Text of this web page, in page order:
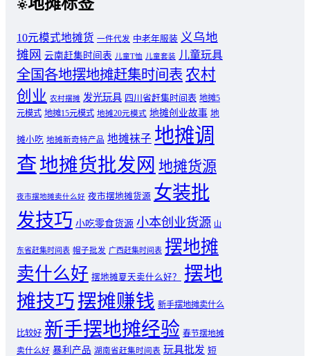
10元模式地摊货 一件代发 中老年服装 义乌地
摊网 云南赶集时间表 儿童T恤 儿童套装 儿童玩具
全国各地摆地摊赶集时间表 农村
创业 农村摆摊 发光玩具 四川省赶集时间表 地摊5
元模式 地摊15元模式 地摊20元模式 地摊创业故事 地
摊小吃 地摊新奇特产品 地摊袜子 地摊调
查地摊货批发网 地摊货源
夜市摆地摊卖什么好 夜市摆地摊货源 女装批
发技巧 小吃零食货源 小本创业货源 山
东省赶集时间表 帽子批发 广西赶集时间表 摆地摊
卖什么好 摆地摊夏天卖什么好？
摆地
摊技巧摆摊赚钱 新手摆地摊卖什么
比较好 新手摆地摊经验 春节摆地摊
卖什么好 暴利产品 湖南省赶集时间表 玩具批发 短